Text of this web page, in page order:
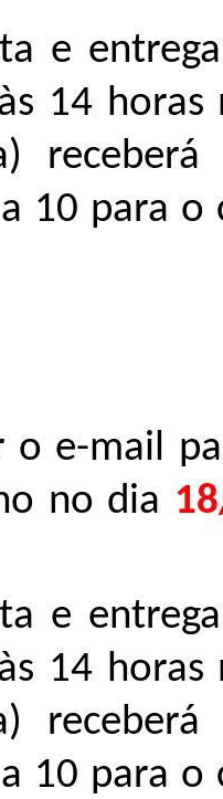
e
14 horas
10 para
o e-mail
no dia
e
14 horas
10 para